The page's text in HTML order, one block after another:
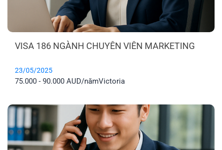
VISA 186 NGÀNH CHUYÊN VIÊN MARKETING
23/05/2025
75.000 - 90.000 AUD/nămVictoria